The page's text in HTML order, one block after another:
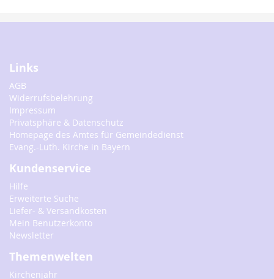
Links
AGB
Widerrufsbelehrung
Impressum
Privatsphäre & Datenschutz
Homepage des Amtes für Gemeindedienst
Evang.-Luth. Kirche in Bayern
Kundenservice
Hilfe
Erweiterte Suche
Liefer- & Versandkosten
Mein Benutzerkonto
Newsletter
Themenwelten
Kirchenjahr